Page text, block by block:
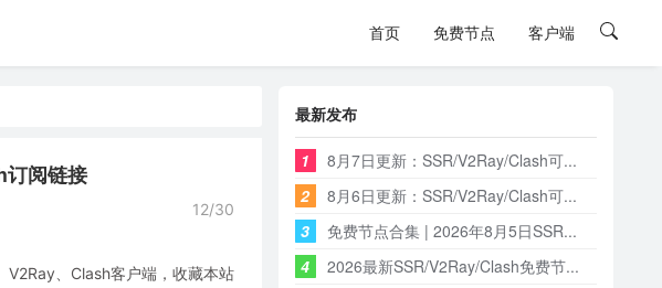
首页 免费节点 客户端
订阅链接
12/30
、Clash客户端，收藏本站
最新发布
1
8月7日更新：SSR/V2Ray/Clash可...
2
8月6日更新：SSR/V2Ray/Clash可...
3
免费节点合集 | 2026年8月5日SSR...
4
2026最新SSR/V2Ray/Clash免费节...